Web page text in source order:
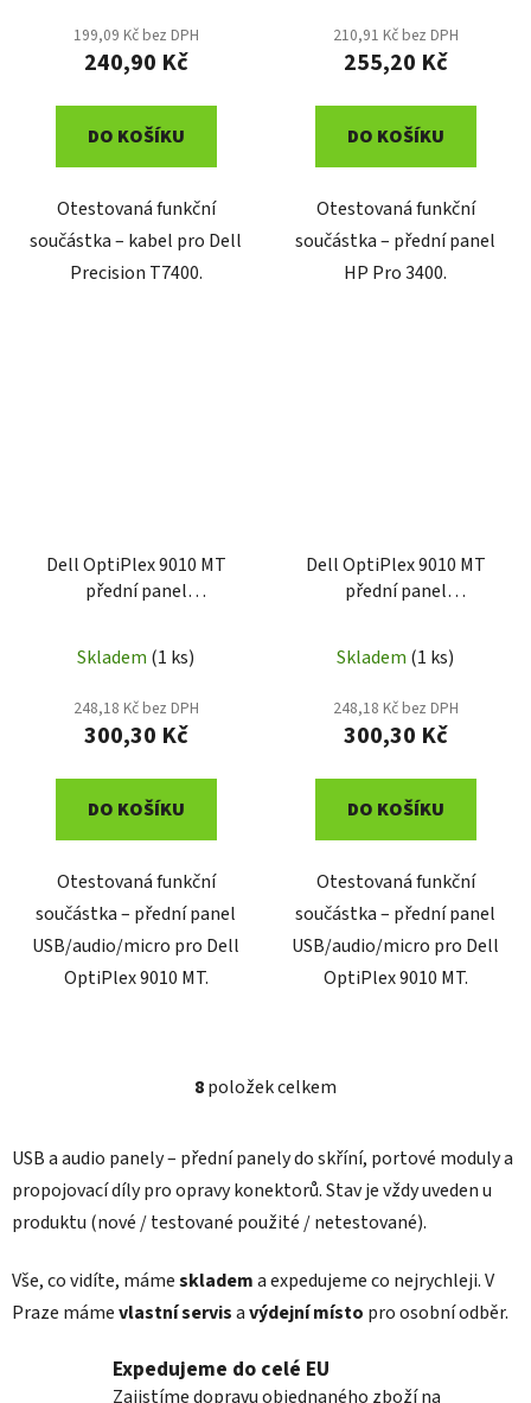
199,09 Kč bez DPH
240,90 Kč
DO KOŠÍKU
Otestovaná funkční
součástka – kabel pro Dell
Precision T7400.
210,91 Kč bez DPH
255,20 Kč
DO KOŠÍKU
Otestovaná funkční
součástka – přední panel
HP Pro 3400.
Dell OptiPlex 9010 MT
přední panel
Skladem (1 ks)
248,18 Kč bez DPH
300,30 Kč
DO KOŠÍKU
Otestovaná funkční
součástka – přední panel
USB/audio/micro pro Dell
OptiPlex 9010 MT.
Dell OptiPlex 9010 MT
přední panel
0DH7MN
Skladem (1 ks)
248,18 Kč bez DPH
300,30 Kč
DO KOŠÍKU
Otestovaná funkční
součástka – přední panel
USB/audio/micro pro Dell
OptiPlex 9010 MT.
O
l
á
d
a
í
p
v
k
8položek celkem
USB a audio panely – přední panely do skříní, portové moduly a
propojovací díly pro opravy konektorů. Stav je vždy uveden u
produktu (nové / testované použité / netestované).
Vše, co vidíte, mámeskladema expedujeme co nejrychleji. V
Praze mámevlastní servisavýdejní místo pro osobní odběr.
Expedujeme do celé EU
Zajistíme dopravu objednaného zboží na